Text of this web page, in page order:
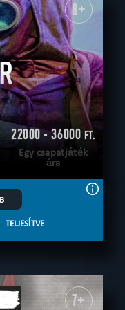
8+
22000 - 36000 FT.
Egy csapatjáték
ára
TELJESÍTVE
7+